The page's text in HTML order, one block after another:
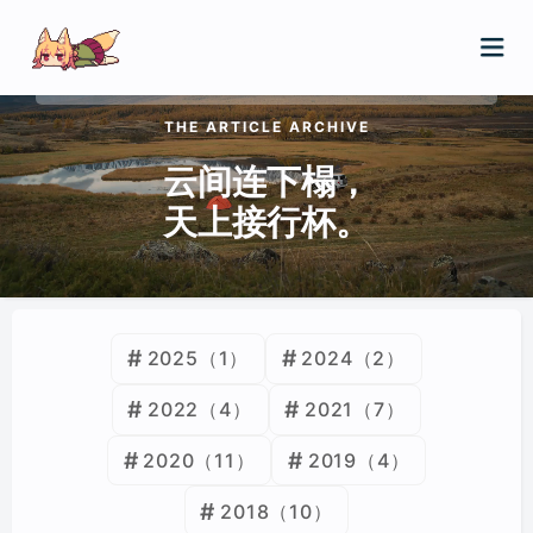
首页
归档
友链
THE ARTICLE ARCHIVE
云间连下榻，
天上接行杯。
2025 （1） 2024 （2）
2022 （4） 2021 （7）
2020 （11） 2019 （4）
2018 （10）